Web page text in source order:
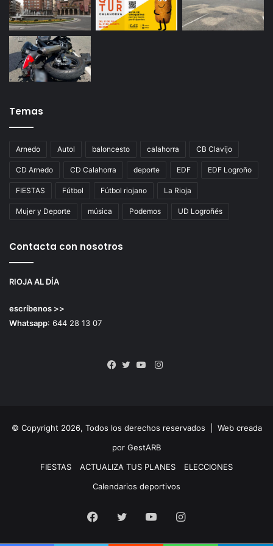
Temas
Arnedo Autol baloncesto calahorra CB Clavijo
CD Arnedo CD Calahorra deporte EDF EDF Logroño
FIESTAS Fútbol Fútbol riojano La Rioja
Mujer y Deporte música Podemos UD Logroñés
Contacta con nosotros
RIOJA AL DÍA
escríbenos >>
Whatsapp: 644 28 13 07
Instagram
© Copyright 2026, Todos los derechos reservados | Web creada
por GestARB
FIESTAS
ACTUALIZA TUS PLANES
ELECCIONES
Calendarios deportivos
Facebook
Twitter YouTubeInstagram